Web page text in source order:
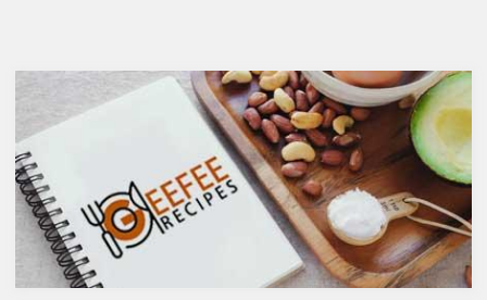
やウォッカ等の蒸留酒は、度数
も高いため健康に悪そうなイ
メージで、ワインや日本酒など
は何となくナチュラルな感じで
アルコール度数も低いのでそう
悪くもなさそうなイメージです
が、実際のところどうなので
しょうか？今回は、大きく分け
て2種類あるお酒の製造方法
（醸造酒と蒸留酒）の違いに
よって健康に対してどのような
まれるケルセチンが、血中コレ
ステロールを値を抑え心臓病の
リスクを軽減するということを
お伝えしましたが、ケルセチン
には抗菌抗ウィルス作用があり
ウイルスとの闘いを促進する可
能性があると言われています。
また、免疫力の維持に重要な働
きを持つ亜鉛との相乗効果もあ
ると考えられています。今回
は、このケルセチンの健康効果